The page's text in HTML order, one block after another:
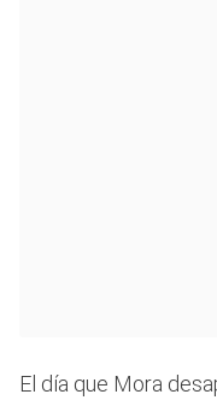
El día que Mora